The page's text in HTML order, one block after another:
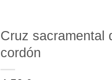
Cruz sacramental
cordón